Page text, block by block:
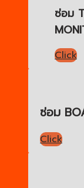
ซ่อม
Click
ซ่อม
Click